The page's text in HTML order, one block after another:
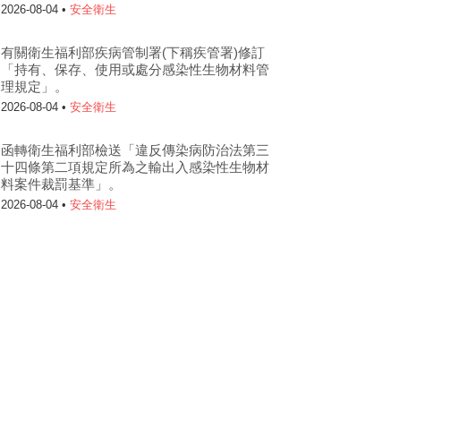
2026-08-04 • 安全衛生
有關衛生福利部疾病管制署(下稱疾管署)修訂
「持有、保存、使用或處分感染性生物材料管
理規定」。
2026-08-04 • 安全衛生
函轉衛生福利部檢送「違反傳染病防治法第三
十四條第二項規定所為之輸出入感染性生物材
料案件裁罰基準」。
2026-08-04 • 安全衛生